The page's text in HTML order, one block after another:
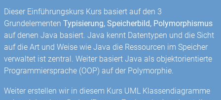
Dieser Einführungskurs Kurs basiert auf den 3
GrundelementenTypisierung, Speicherbild, Polymorphismus
auf denen Java basiert. Java kennt Datentypen und die Sicht
auf die Art und Weise wie Java die Ressourcen im Speicher
verwaltet ist zentral. Weiter basiert Java als objektorientierte
Programmiersprache (OOP) auf der Polymorphie.
Weiter erstellen wir in diesem Kurs UML Klassendiagramme